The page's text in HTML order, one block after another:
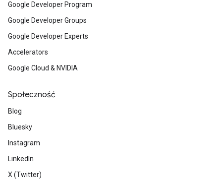
Google Developer Program
Google Developer Groups
Google Developer Experts
Accelerators
Google Cloud & NVIDIA
Społeczność
Blog
Bluesky
Instagram
LinkedIn
X (Twitter)